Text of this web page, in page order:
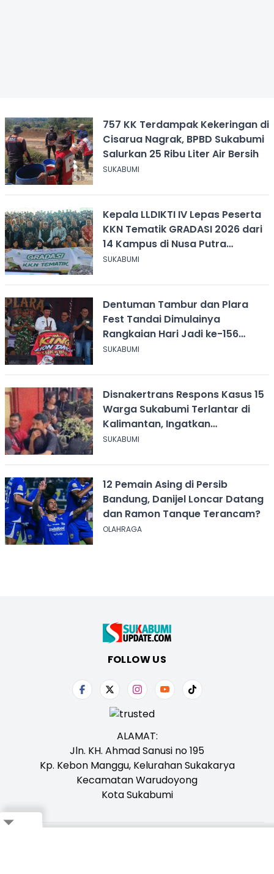
757 KK Terdampak Kekeringan di
Cisarua Nagrak, BPBD Sukabumi
Salurkan 25 Ribu Liter Air Bersih
SUKABUMI
Kepala LLDIKTI IV Lepas Peserta
KKN Tematik GRADASI 2026 dari
14 Kampus di Nusa Putra
University
SUKABUMI
Dentuman Tambur dan Plara
Fest Tandai Dimulainya
Rangkaian Hari Jadi ke-156
Kabupaten Sukabumi
SUKABUMI
Disnakertrans Respons Kasus 15
Warga Sukabumi Terlantar di
Kalimantan, Ingatkan
Pentingnya Perjanjian Kerja
SUKABUMI
12 Pemain Asing di Persib
Bandung, Danijel Loncar Datang
dan Ramon Tanque Terancam?
OLAHRAGA
FOLLOW US
ALAMAT:
Jln. KH. Ahmad Sanusi no 195
Kp. Kebon Manggu, Kelurahan Sukakarya
Kecamatan Warudoyong
Kota Sukabumi